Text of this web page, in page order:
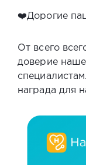
❤️Дорогие
От всего
доверие
награда для